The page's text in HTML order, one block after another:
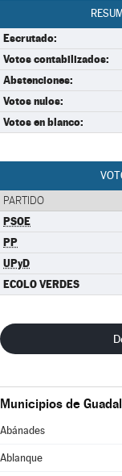
Escrutado:
Votos contabilizados:
Abstenciones:
Votos nulos:
Votos en blanco:
PARTIDO
PSOE
PP
UPyD
ECOLO VERDES
Municipios de
Abánades
Ablanque